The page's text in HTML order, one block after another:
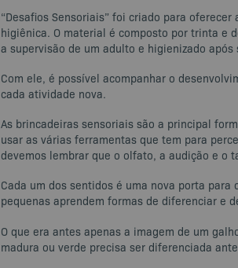
“Desafios Sensoriais” foi criado para
higiênica. O material é composto por trinta e
a supervisão de um adulto e higienizado após
Com ele, é possível acompanhar o
cada atividade nova.
As brincadeiras sensoriais são a principal
usar as várias ferramentas que tem para
devemos lembrar que o olfato, a audição e o
Cada um dos sentidos é uma nova porta
pequenas aprendem formas de diferenciar e
O que era antes apenas a imagem de um
madura ou verde precisa ser diferenciada